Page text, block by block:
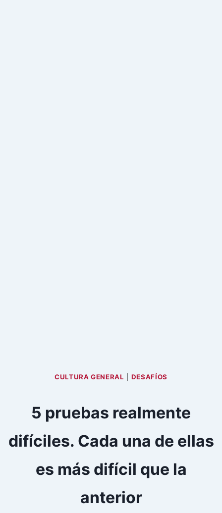
CULTURA GENERAL DESAFÍOS
5 pruebas realmente
difíciles. Cada una de ellas
es más difícil que la
anterior